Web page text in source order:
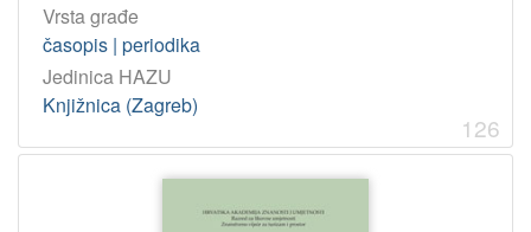
Vrsta građe
časopis | periodika
Jedinica HAZU
Knjižnica (Zagreb)
126